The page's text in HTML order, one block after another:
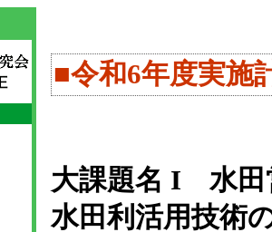
■令和6年度実施
大課題名 I 水田
水田利活用技術